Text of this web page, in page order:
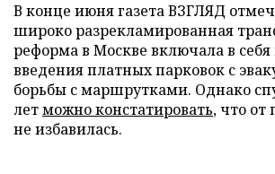
В конце июня газета ВЗГЛЯД
широко разрекламированная
реформа в Москве включала в себя
введения платных парковок с
борьбы с маршрутками. Однако
летможно констатировать, что от
не избавилась.